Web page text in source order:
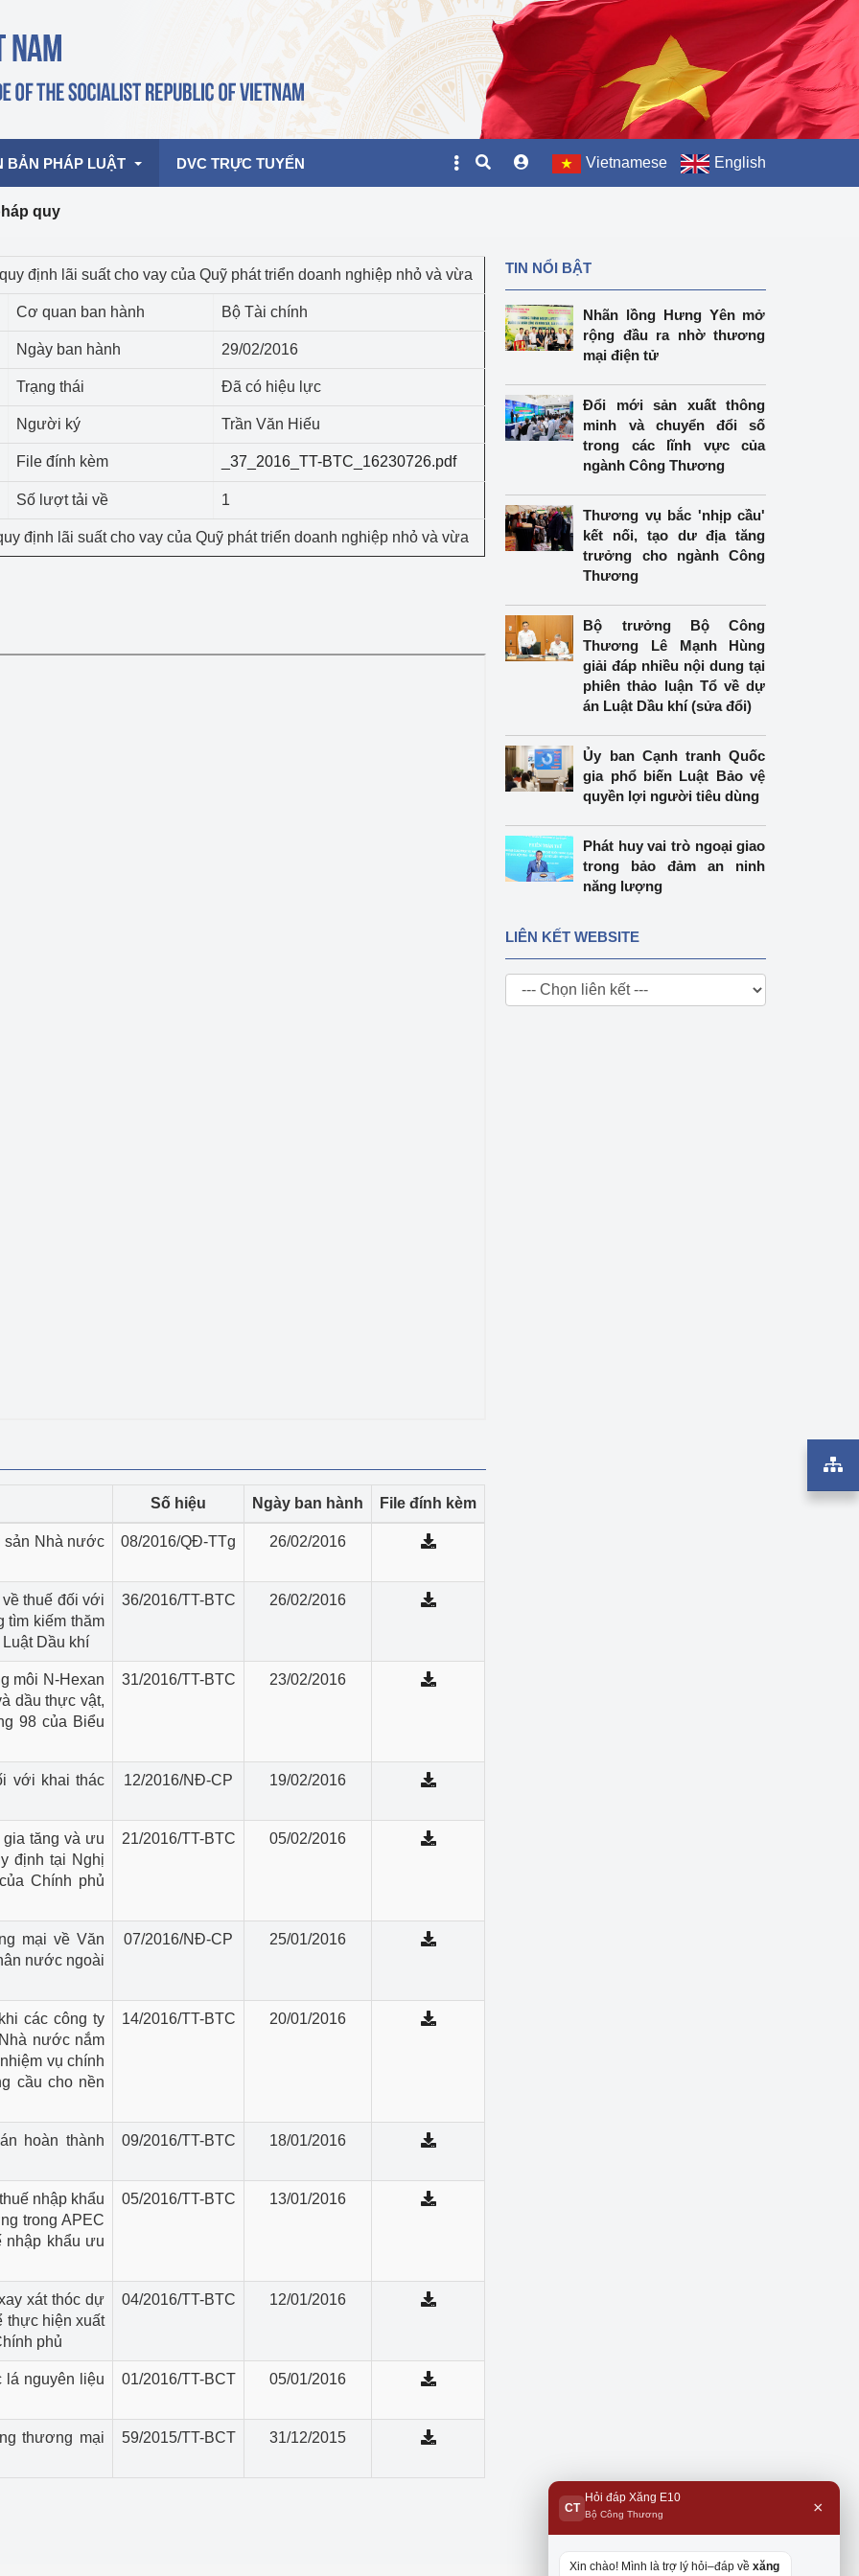
Hoạt động của lãnh đạo Đảng, Nhà
nước
Hoạt động của Lãnh đạo Bộ
Hoạt động của các đơn vị
Thương
2026
luận
Họp báo
Thông cáo báo chí
Điểm báo
lực
BẢN PHÁP LUẬT
pháp quy
điều hành
DVC TRỰC TUYẾN Vietnamese English
quy
định lãi suất cho vay của Quỹ phát triển doanh nghiệp nhỏ và vừa
Cơ quan ban hành Bộ Tài chính
Ngày ban hành 29/02/2016
Trạng thái Đã có hiệu lực
Người ký Trần Văn Hiếu
File đính kèm _37_2016_TT-BTC_16230726.pdf
Số lượt tải về 1
định lãi suất cho vay của Quỹ phát triển doanh nghiệp nhỏ và vừa
Số hiệu Ngày ban hành File đính kèm
sản Nhà nước
08/2016/QĐ-TTg 26/02/2016
thuế đối với
tìm kiếm thăm
Dầu khí
36/2016/TT-BTC 26/02/2016
môi N-Hexan
dầu thực vật,
98 của Biểu
31/2016/TT-BTC 23/02/2016
với khai thác
12/2016/NĐ-CP 19/02/2016
tăng và ưu
định tại Nghị
Chính phủ
21/2016/TT-BTC 05/02/2016
mại về Văn
nước ngoài
07/2016/NĐ-CP 25/01/2016
các công ty
nước nắm
vụ chính
cầu cho nền
14/2016/TT-BTC 20/01/2016
hoàn thành
09/2016/TT-BTC 18/01/2016
nhập khẩu
trong APEC
nhập khẩu ưu
05/2016/TT-BTC 13/01/2016
xát thóc dự
thực hiện xuất
phủ
04/2016/TT-BTC 12/01/2016
lá nguyên liệu
01/2016/TT-BCT 05/01/2016
thương mại
59/2015/TT-BCT 31/12/2015
TIN NỔI BẬT
Nhãn lồng Hưng Yên mở
rộng đầu ra nhờ thương
mại điện tử
Đổi mới sản xuất thông
minh và chuyển đổi số
trong các lĩnh vực của
ngành Công Thương
Thương vụ bắc 'nhịp cầu'
kết nối, tạo dư địa tăng
trưởng cho ngành Công
Thương
Bộ trưởng Bộ Công
Thương Lê Mạnh Hùng
giải đáp nhiều nội dung tại
phiên thảo luận Tổ về dự
án Luật Dầu khí (sửa đổi)
Ủy ban Cạnh tranh Quốc
gia phổ biến Luật Bảo vệ
quyền lợi người tiêu dùng
Phát huy vai trò ngoại giao
trong bảo đảm an ninh
năng lượng
LIÊN KẾT WEBSITE
CT
Hỏi đáp Xăng E10
Bộ Công Thương ×
Xin chào! Mình là trợ lý hỏi–đáp về xăng